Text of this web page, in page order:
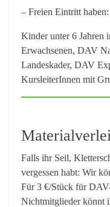
– Freien Eintritt haben:
Kinder unter 6 Jahren
Erwachsenen, DAV
Landeskader, DAV
KursleiterInnen mit
Falls ihr Seil,
vergessen habt: Wir
Für3 €/Stück für
Nichtmitgliederkönnt